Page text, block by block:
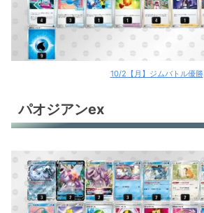
10/2【月】ジムバトル優勝
パオジアンex